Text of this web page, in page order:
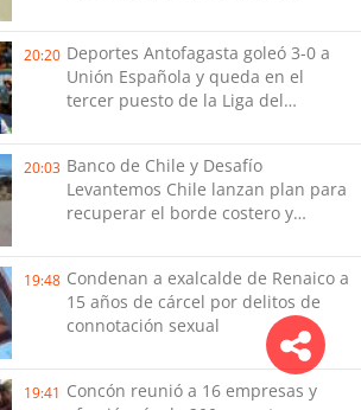
20:20 Deportes Antofagasta goleó 3-0 a
Unión Española y queda en el
tercer puesto de la Liga del
20:03 Banco de Chile y Desafío
Levantemos Chile lanzan plan para
recuperar el borde costero y
Región de Coquimbo
19:48 Condenan a exalcalde de Renaico a
15 años de cárcel por delitos de
connotación sexual
19:41 Concón reunió a 16 empresas y